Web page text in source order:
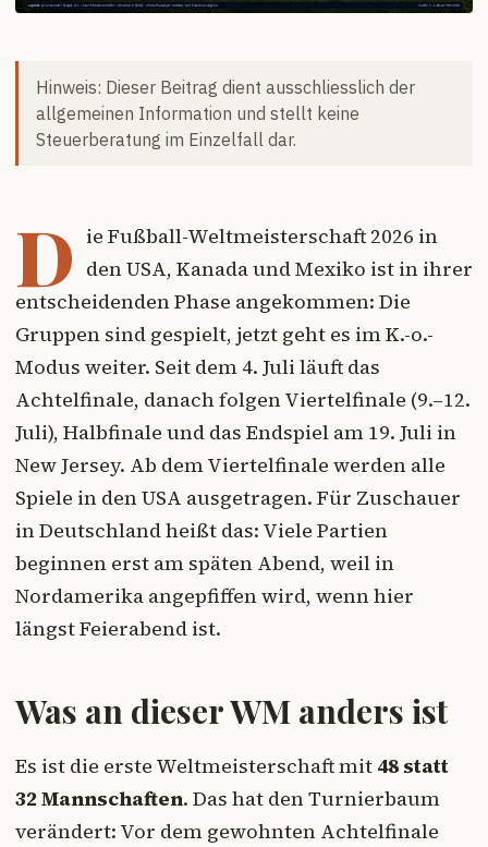
Hinweis: Dieser Beitrag dient ausschliesslich der
allgemeinen Information und stellt keine
Steuerberatung im Einzelfall dar.
D ie Fußball-Weltmeisterschaft 2026 in
den USA, Kanada und Mexiko ist in ihrer
entscheidenden Phase angekommen: Die
Gruppen sind gespielt, jetzt geht es im K.-o.-
Modus weiter. Seit dem 4. Juli läuft das
Achtelfinale, danach folgen Viertelfinale (9.–12.
Juli), Halbfinale und das Endspiel am 19. Juli in
New Jersey. Ab dem Viertelfinale werden alle
Spiele in den USA ausgetragen. Für Zuschauer
in Deutschland heißt das: Viele Partien
beginnen erst am späten Abend, weil in
Nordamerika angepfiffen wird, wenn hier
längst Feierabend ist.
Was an dieser WM anders ist
Es ist die erste Weltmeisterschaft mit 48 statt
32 Mannschaften. Das hat den Turnierbaum
verändert: Vor dem gewohnten Achtelfinale